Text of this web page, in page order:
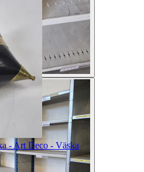
- Art Deco - Väska